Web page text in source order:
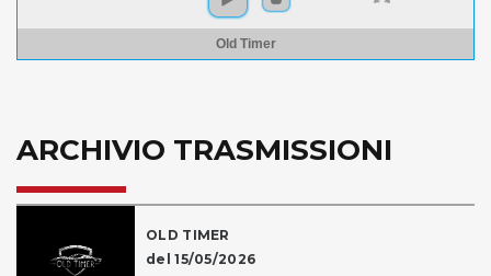
Old Timer
ARCHIVIO TRASMISSIONI
OLD TIMER
del 15/05/2026